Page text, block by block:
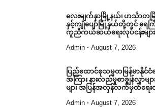
လေးမျက်နှာမြို့နယ်၊ ဟင်္သာတ
နှင့်ကျုံပျော်မြို့နယ်တို့တွင် ရေကြီ
ကူညီကယ်ဆယ်ရေးလုပ်ငန်းမျ
Admin August 7, 2026
ပြည်ထောင်စုသမ္မတမြန်မာနိုင်
အကြား နားလည်မှုစာချွန်လွှာမ
များ အပြန်အလှန်လက်မှတ်ရ
Admin August 7, 2026